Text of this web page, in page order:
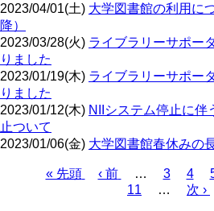
2023/04/01(土) 大学図書館の利用に
降）
2023/03/28(火) ライブラリーサポー
りました
2023/01/19(木) ライブラリーサポー
りました
2023/01/12(木) NIIシステム停止に伴
止ついて
2023/01/06(金) 大学図書館春休みの
先
« 先頭
前
‹ 前 …
ペ
ー
3
ペ
ー
4
11 …
次
次 ›